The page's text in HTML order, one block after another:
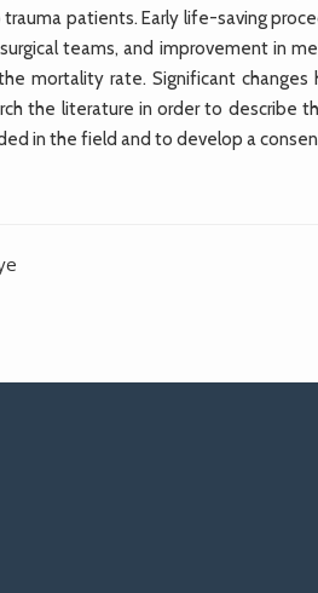
patients. Early life-saving
teams, and improvement in
mortality rate. Significant
the literature in order to describe
in the field and to develop a